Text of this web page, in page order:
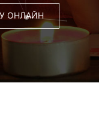
ОНЛАЙН